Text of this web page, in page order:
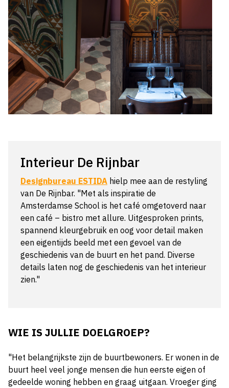
Interieur De Rijnbar
Designbureau ESTIDA hielp mee aan de restyling
van De Rijnbar. "Met als inspiratie de
Amsterdamse School is het café omgetoverd naar
een café – bistro met allure. Uitgesproken prints,
spannend kleurgebruik en oog voor detail maken
een eigentijds beeld met een gevoel van de
geschiedenis van de buurt en het pand. Diverse
details laten nog de geschiedenis van het interieur
zien."
WIE IS JULLIE DOELGROEP?
"Het belangrijkste zijn de buurtbewoners. Er wonen in de
buurt heel veel jonge mensen die hun eerste eigen of
gedeelde woning hebben en graag uitgaan. Vroeger ging